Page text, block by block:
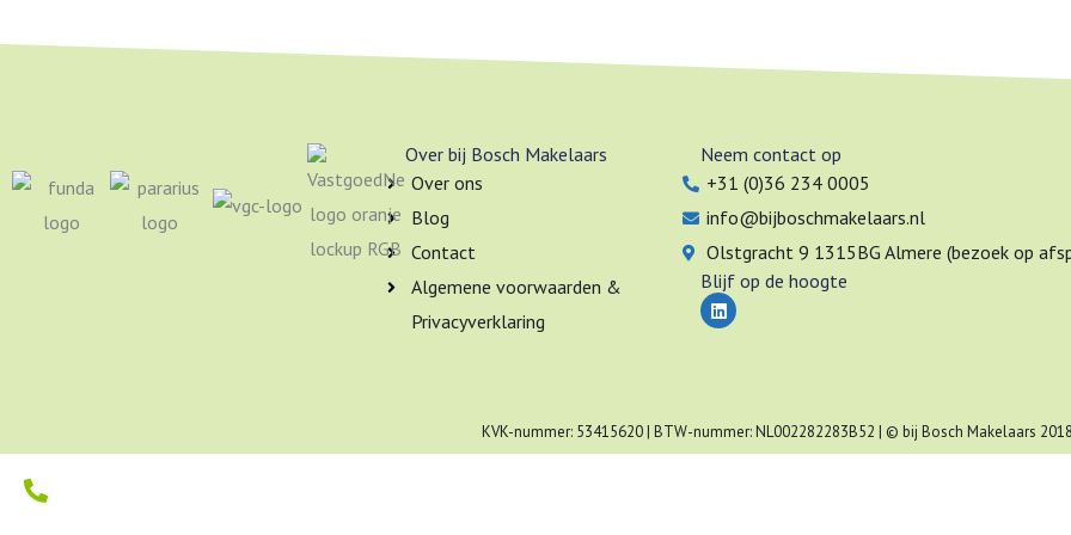
Over bij Bosch Makelaars
Over ons
Blog
Contact
Algemene voorwaarden &
Privacyverklaring
Neem contact op
+31 (0)36 234 0005
info@bijboschmakelaars.nl
Olstgracht 9 1315BG Almere (bezoek op
Blijf op de hoogte
L
i
n
n
KVK-nummer: 53415620 | BTW-nummer: NL002282283B52 | © bij Bosch Makelaars 2018